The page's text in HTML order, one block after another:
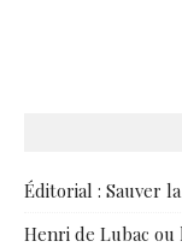
Éditorial : Sauver
Henri de Lubac